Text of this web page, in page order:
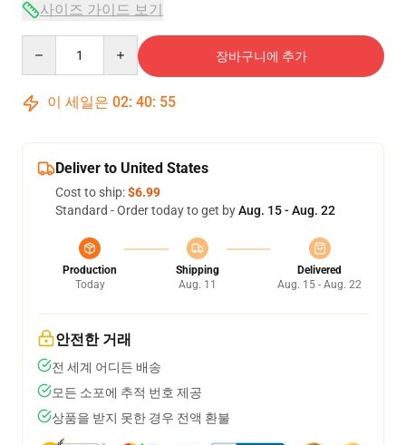
사이즈 가이드 보기
장바구니에 추가
이 세일은 02: 40: 54
Deliver to United States
Cost to ship:$6.99
Standard - Order today to get byAug. 15 - Aug. 22
Production
Today
Shipping
Aug. 11
Delivered
Aug. 15 - Aug. 22
안전한 거래
전 세계 어디든 배송
모든 소포에 추적 번호 제공
상품을 받지 못한 경우 전액 환불